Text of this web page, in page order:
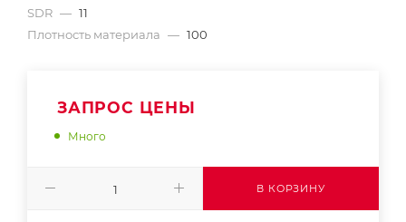
SDR — 11
Плотность материала — 100
ЗАПРОС ЦЕНЫ
Много
В КОРЗИНУ